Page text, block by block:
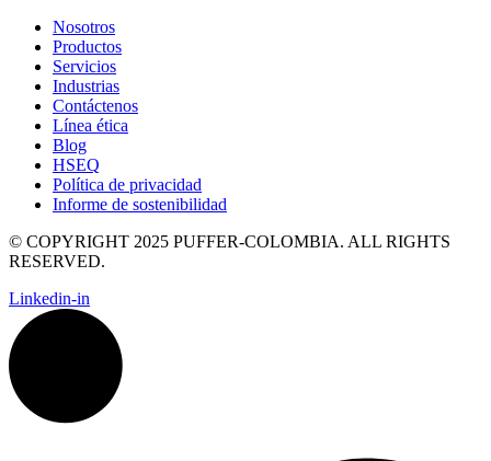
Nosotros
Productos
Servicios
Industrias
Contáctenos
Línea ética
Blog
HSEQ
Política de privacidad
Informe de sostenibilidad
© COPYRIGHT 2025 PUFFER-COLOMBIA. ALL RIGHTS
RESERVED.
Linkedin-in